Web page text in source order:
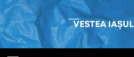
Skip
to
content